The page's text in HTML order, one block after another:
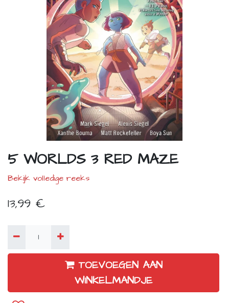
5 WORLDS 3 RED MAZE
Bekijk volledige reeks
13,99 €
TOEVOEGEN AAN
WINKELMANDJE